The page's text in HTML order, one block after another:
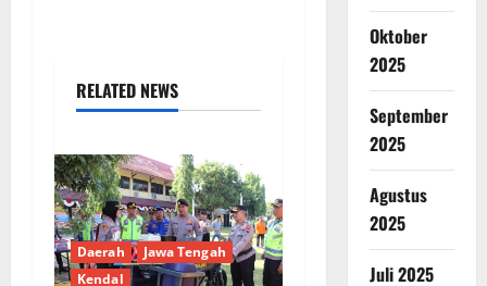
RELATED NEWS
Daerah
Jawa Tengah
Kendal
Oktober
2025
September
2025
Agustus
2025
Juli 2025